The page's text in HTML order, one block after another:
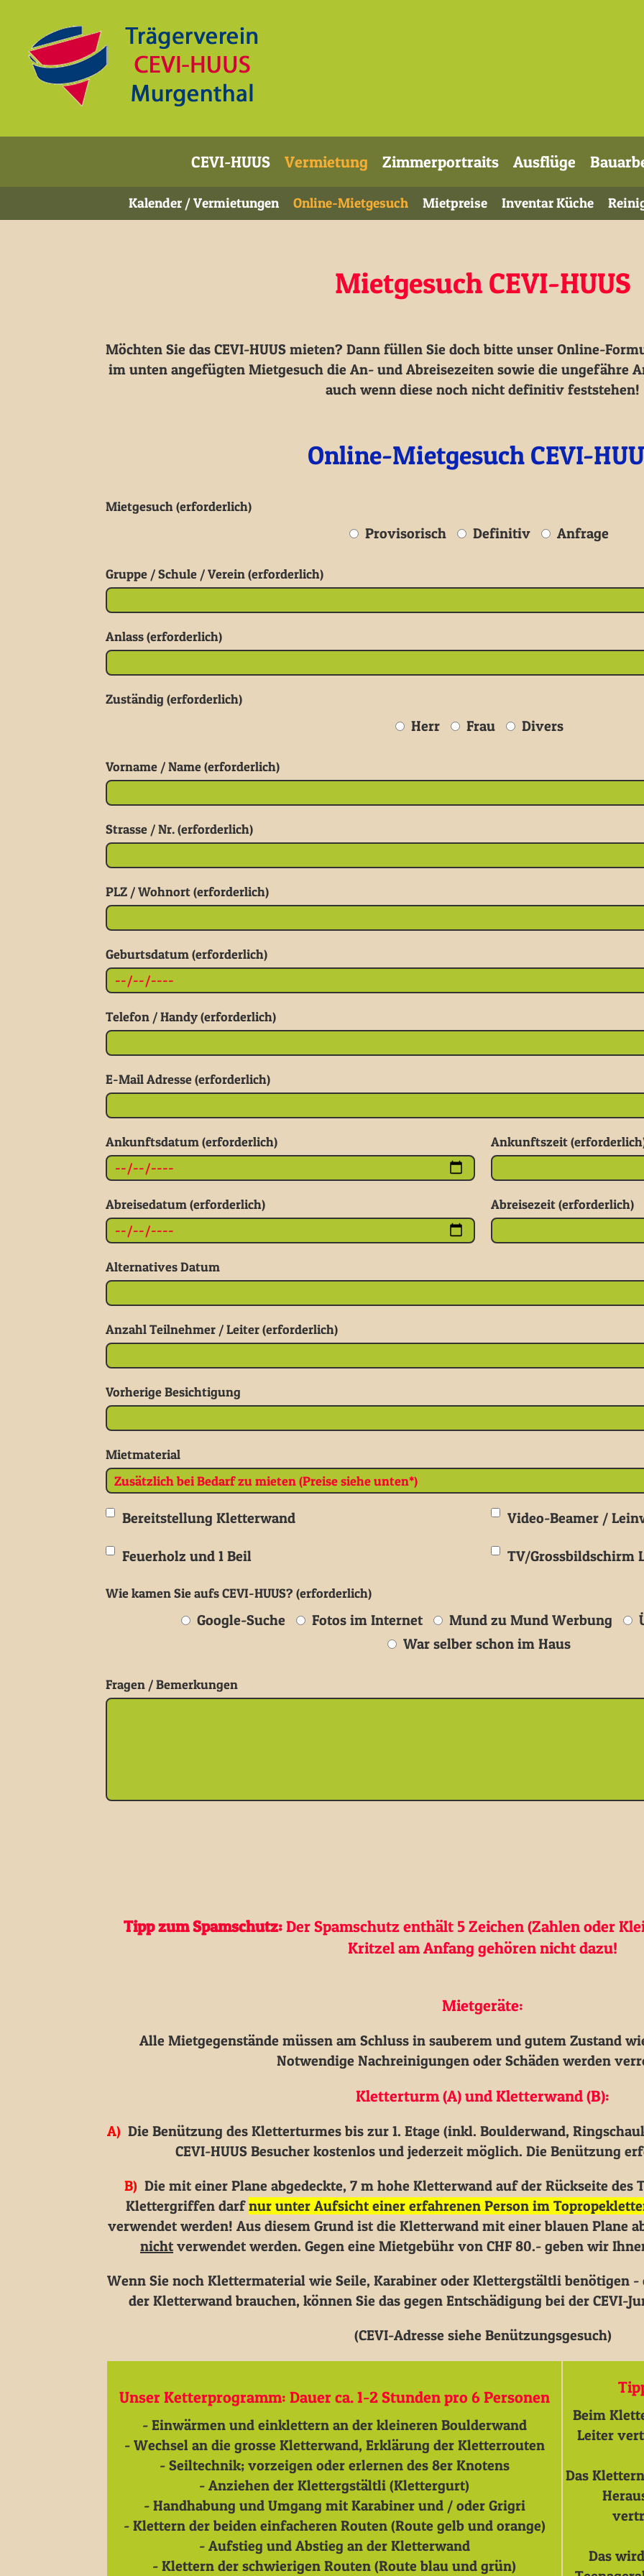
CEVI-HUUS Vermietung Zimmerportraits Ausflüge
Kalender / Vermietungen Online-Mietgesuch Mietpreise Inventar Küche
Mietgesuch CEVI-HUUS
Möchten Sie das CEVI-HUUS mieten? Dann füllen Sie doch bitte unser Online-
im unten angefügten Mietgesuch die An- und Abreisezeiten sowie die ungefähre
auch wenn diese noch nicht definitiv feststehen!
Online-Mietgesuch CEVI-
Mietgesuch (erforderlich)
Provisorisch Definitiv Anfrage
Gruppe / Schule / Verein (erforderlich)
Anlass (erforderlich)
Zuständig (erforderlich)
Herr Frau Divers
Vorname / Name (erforderlich)
Strasse / Nr. (erforderlich)
PLZ / Wohnort (erforderlich)
Geburtsdatum (erforderlich)
Telefon / Handy (erforderlich)
E-Mail Adresse (erforderlich)
Ankunftsdatum (erforderlich) Ankunftszeit
Abreisedatum (erforderlich) Abreisezeit (erforderlich)
Alternatives Datum
Anzahl Teilnehmer / Leiter (erforderlich)
Vorherige Besichtigung
Mietmaterial
Bereitstellung Kletterwand Video-Beamer /
Feuerholz und 1 Beil TV/Grossbildschirm
Wie kamen Sie aufs CEVI-HUUS? (erforderlich)
Google-Suche Fotos im Internet Mund zu Mund Werbung
War selber schon im Haus
Fragen / Bemerkungen
Tipp zum Spamschutz:Der Spamschutz enthält 5 Zeichen (Zahlen oder
Kritzel am Anfang gehören nicht dazu!
Mietgeräte:
Alle Mietgegenstände müssen am Schluss in sauberem und gutem Zustand
Notwendige Nachreinigungen oder Schäden werden
Kletterturm (A) und Kletterwand (B):
A) Die Benützung des Kletterturmes bis zur 1. Etage (inkl. Boulderwand,
CEVI-HUUS Besucher kostenlos und jederzeit möglich. Die Benützung
B) Die mit einer Plane abgedeckte, 7 m hohe Kletterwand auf der Rückseite
Klettergriffen darfnur unter Aufsicht einer erfahrenen Person im
verwendet werden! Aus diesem Grund ist die Kletterwand mit einer blauen Plane
nichtverwendet werden. Gegen eine Mietgebühr von CHF 80.- geben wir
Wenn Sie noch Klettermaterial wie Seile, Karabiner oder Klettergstältli benötigen
der Kletterwand brauchen, können Sie das gegen Entschädigung bei der CEVI-
(CEVI-Adresse siehe Benützungsgesuch)
Unser Ketterprogramm: Dauer ca. 1-2 Stunden pro 6 Personen
- Einwärmen und einklettern an der kleineren Boulderwand
- Wechsel an die grosse Kletterwand, Erklärung der Kletterrouten
- Seiltechnik; vorzeigen oder erlernen des 8er Knotens
- Anziehen der Klettergstältli (Klettergurt)
- Handhabung und Umgang mit Karabiner und / oder Grigri
- Klettern der beiden einfacheren Routen (Route gelb und orange)
- Aufstieg und Abstieg an der Kletterwand
- Klettern der schwierigen Routen (Route blau und grün)
Beim
Leiter
Das
Das